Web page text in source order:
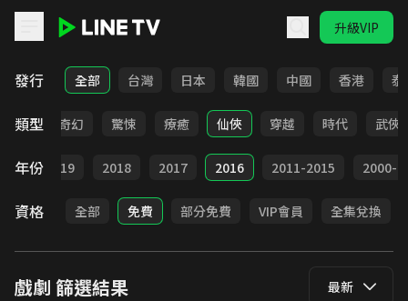
升級VIP
LINE TV - 戲劇
發行 全部 台灣 日本 韓國 中國 香港 泰
類型
BL 奇幻 驚悚 療癒 仙俠 穿越 時代 武俠
年份 2019 2018 2017 2016 2011-2015 2000-
資格 全部 免費 部分免費 VIP會員 全集兌換
戲劇 篩選結果 最新